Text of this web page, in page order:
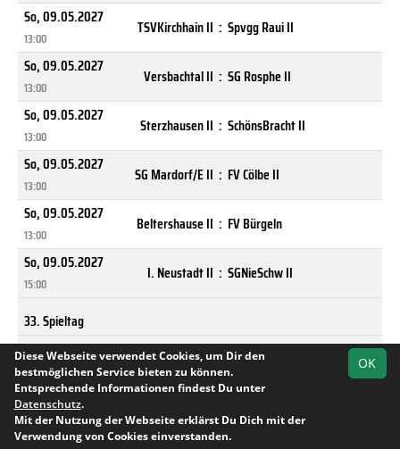
Team
Kreisliga B
Marburg III
Spielplan
So, 09.05.2027
13:00
TSVKirchhain II : Spvgg Raui II
So, 09.05.2027
13:00
Versbachtal II : SG Rosphe II
So, 09.05.2027
13:00
Sterzhausen II : SchönsBracht II
So, 09.05.2027
13:00
SG Mardorf/E II : FV Cölbe II
So, 09.05.2027
13:00
Beltershause II : FV Bürgeln
So, 09.05.2027
15:00
I. Neustadt II : SGNieSchw II
33. Spieltag
So, 16.05.2027
13:00
Beltershause II : SGNieSchw II
So, 16.05.2027
13:00
OK
Diese Webseite verwendet Cookies, um Dir den
bestmöglichen Service bieten zu können.
Entsprechende Informationen findest Du unter
Datenschutz.
Mit der Nutzung der Webseite erklärst Du Dich mit der
Verwendung von Cookies einverstanden.